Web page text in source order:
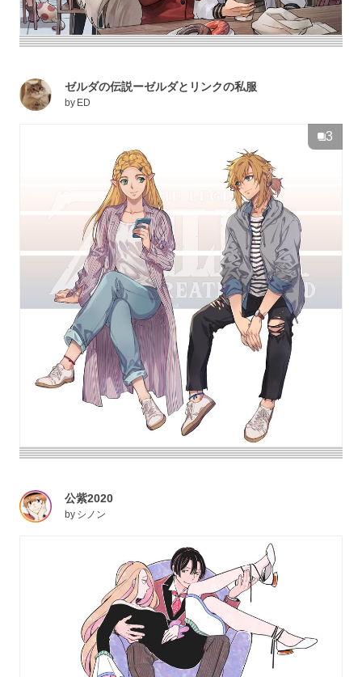
ゼルダの伝説ーゼルダとリンクの私服
by ED
3
公紫2020
by シノン